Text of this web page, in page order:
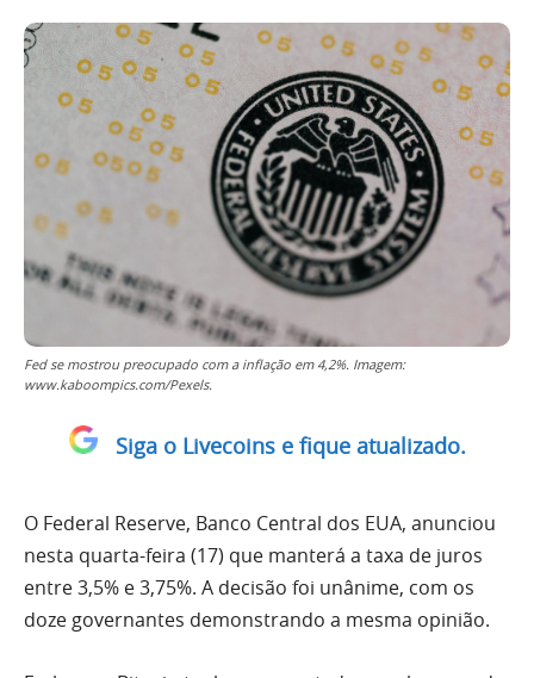
Fed se mostrou preocupado com a inflação em 4,2%. Imagem:
www.kaboompics.com/Pexels.
Siga o Livecoins e fique atualizado.
O Federal Reserve, Banco Central dos EUA, anunciou
nesta quarta-feira (17) que manterá a taxa de juros
entre 3,5% e 3,75%. A decisão foi unânime, com os
doze governantes demonstrando a mesma opinião.